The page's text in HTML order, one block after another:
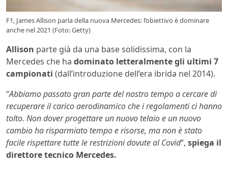
F1, James Allison parla della nuova Mercedes: l’obiettivo è dominare
anche nel 2021 (Foto: Getty)
Allison parte già da una base solidissima, con la
Mercedes che ha dominato letteralmente gli ultimi 7
campionati (dall’introduzione dell’era ibrida nel 2014).
“Abbiamo passato gran parte del nostro tempo a cercare di
recuperare il carico aerodinamico che i regolamenti ci hanno
tolto. Non dover progettare un nuovo telaio e un nuovo
cambio ha risparmiato tempo e risorse, ma non è stato
facile rispettare tutte le restrizioni dovute al Covid“, spiega il
direttore tecnico Mercedes.